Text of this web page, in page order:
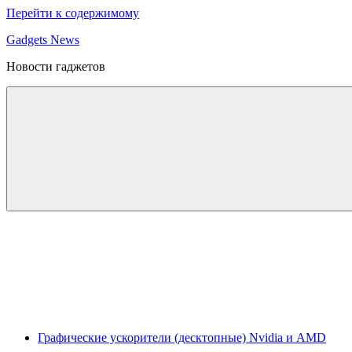
Перейти к содержимому
Gadgets News
Новости гаджетов
Графические ускорители (десктопные) Nvidia и AMD